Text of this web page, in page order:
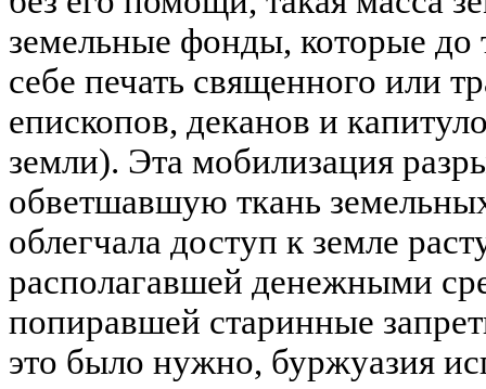
земельные фонды, которые до
себе печать священного или
епископов, деканов и
земли). Эта мобилизация
обветшавшую ткань
облегчала доступ к земле
располагавшей денежными
попиравшей старинные
это было нужно, буржуазия